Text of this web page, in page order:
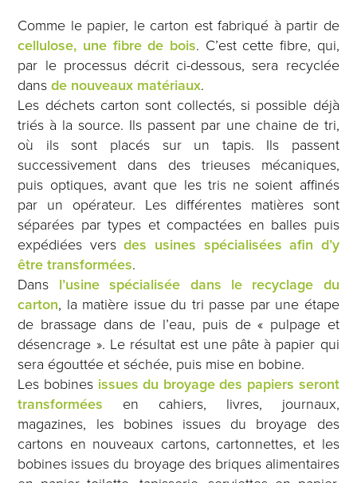
Comme le papier, le carton est fabriqué à partir de
cellulose, une fibre de bois. C’est cette fibre, qui,
par le processus décrit ci-dessous, sera recyclée
dansde nouveaux matériaux.
Les déchets carton sont collectés, si possible déjà
triés à la source. Ils passent par une chaine de tri,
où ils sont placés sur un tapis. Ils passent
successivement dans des trieuses mécaniques,
puis optiques, avant que les tris ne soient affinés
par un opérateur. Les différentes matières sont
séparées par types et compactées en balles puis
expédiées versdes usines spécialisées afin d’y
être transformées.
Dans l’usine spécialisée dans le recyclage du
carton, la matière issue du tri passe par une étape
de brassage dans de l’eau, puis de « pulpage et
désencrage ». Le résultat est une pâte à papier qui
sera égouttée et séchée, puis mise en bobine.
Les bobines issues du broyage des papiers seront
transformées en cahiers, livres, journaux,
magazines, les bobines issues du broyage des
cartons en nouveaux cartons, cartonnettes, et les
bobines issues du broyage des briques alimentaires